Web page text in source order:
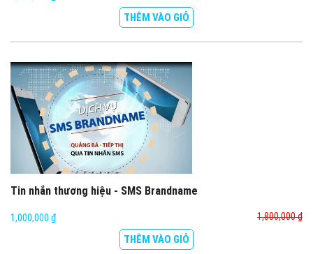
THÊM VÀO GIỎ
Tin nhắn thương hiệu - SMS Brandname
1,000,000 ₫ 1,800,000 ₫
THÊM VÀO GIỎ